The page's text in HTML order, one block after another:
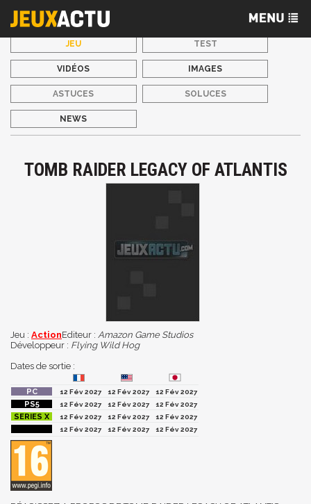
JEU TEST
VIDÉOS IMAGES
ASTUCES SOLUCES
NEWS
TOMB RAIDER LEGACY OF ATLANTIS
Jeu : ActionEditeur : Amazon Game Studios
Développeur : Flying Wild Hog
Dates de sortie :
12 Fév 2027 12 Fév 2027
12 Fév 2027
12 Fév 2027
12 Fév 2027
12 Fév 2027
12 Fév 2027
12 Fév 2027
12 Fév 2027
12 Fév 2027
12 Fév 2027 12 Fév 2027